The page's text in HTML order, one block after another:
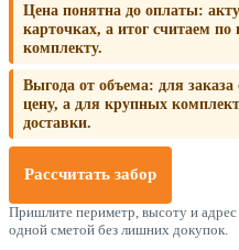
Цена понятна до оплаты:
карточках, а итог считаем
комплекту.
Выгода от объема: для
цену, а для крупных
доставки.
Рассчитать забор
Пришлите периметр, высоту и
одной сметой без лишних докупок.